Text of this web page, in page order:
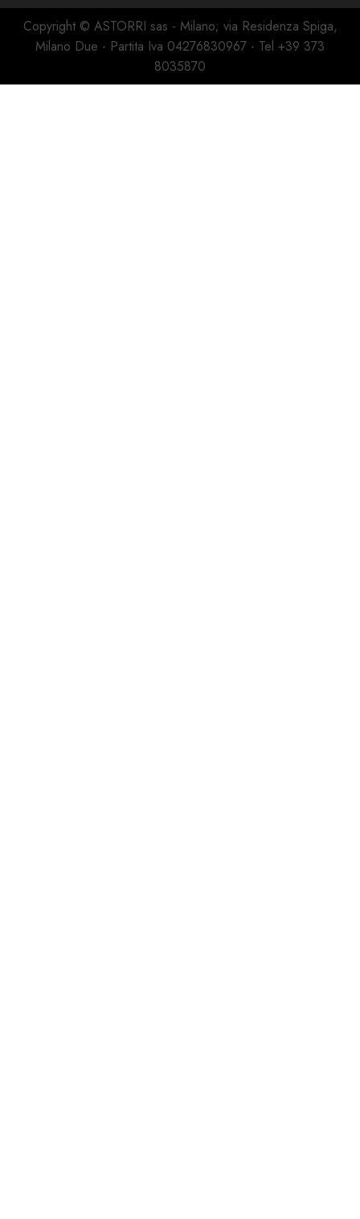
Copyright © ASTORRI sas - Milano; via Residenza Spiga,
Milano Due - Partita Iva 04276830967 - Tel +39 373
8035870